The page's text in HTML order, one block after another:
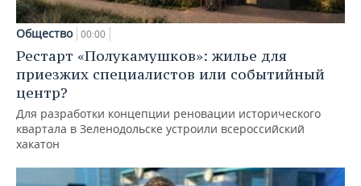
Общество 00:00
Рестарт «Полукамушков»: жилье для
приезжих специалистов или событийный
центр?
Для разработки концепции реновации исторического
квартала в Зеленодольске устроили всероссийский
хакатон